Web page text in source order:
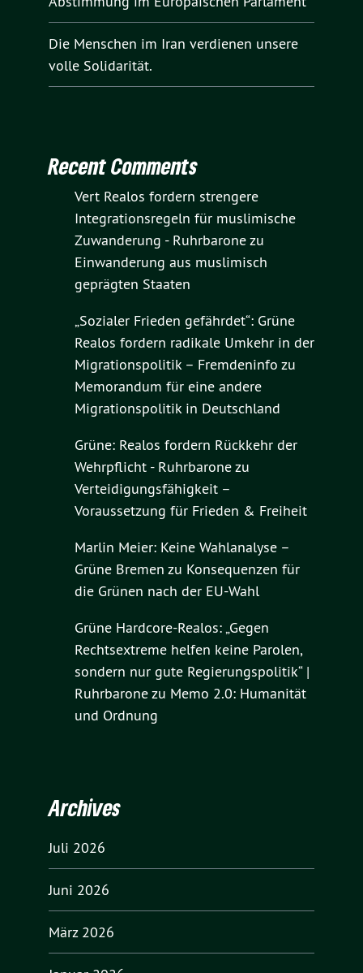
Die Menschen im Iran verdienen unsere
volle Solidarität.
Recent Comments
Vert Realos fordern strengere
Integrationsregeln für muslimische
Zuwanderung - Ruhrbaronezu
Einwanderung aus muslimisch
geprägten Staaten
„Sozialer Frieden gefährdet“: Grüne
Realos fordern radikale Umkehr in der
Migrationspolitik – Fremdeninfo zu
Memorandum für eine andere
Migrationspolitik in Deutschland
Grüne: Realos fordern Rückkehr der
Wehrpflicht - Ruhrbaronezu
Verteidigungsfähigkeit –
Voraussetzung für Frieden & Freiheit
Marlin Meier: Keine Wahlanalyse –
Grüne Bremen zu Konsequenzen für
die Grünen nach der EU-Wahl
Grüne Hardcore-Realos: „Gegen
Rechtsextreme helfen keine Parolen,
sondern nur gute Regierungspolitik“ |
Ruhrbaronezu Memo 2.0: Humanität
und Ordnung
Archives
Juli 2026
Juni 2026
März 2026